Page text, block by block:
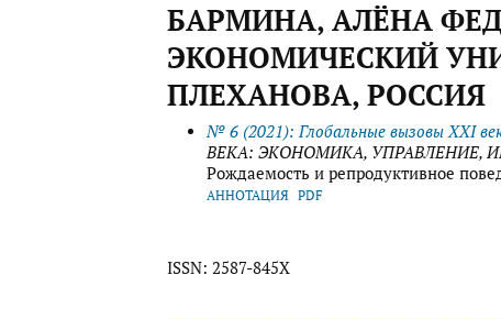
БАРМИНА, АЛЁНА
ЭКОНОМИЧЕСКИЙ
ПЛЕХАНОВА, РОССИЯ
№ 6 (2021): Глобальные вызовы XXI
ВЕКА: ЭКОНОМИКА, УПРАВЛЕНИЕ,
Рождаемость и репродуктивное
АННОТАЦИЯ PDF
ISSN: 2587-845X